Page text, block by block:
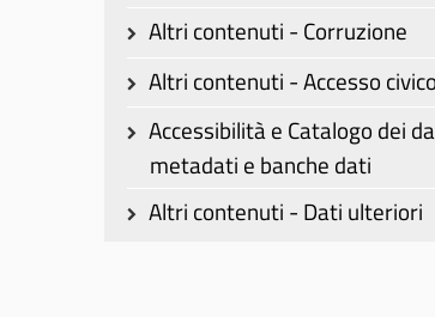
Altri contenuti - Corruzione
Altri contenuti - Accesso civico
Accessibilità e Catalogo dei
metadati e banche dati
Altri contenuti - Dati ulteriori